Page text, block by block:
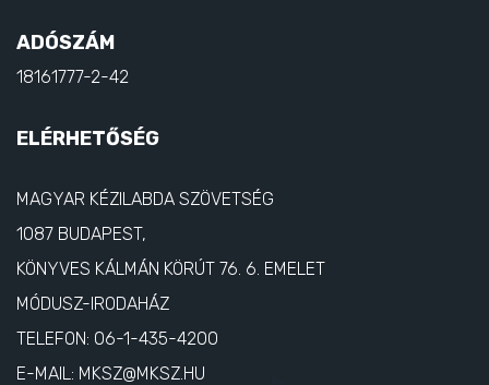
ADÓSZÁM
18161777-2-42
ELÉRHETŐSÉG
MAGYAR KÉZILABDA SZÖVETSÉG
1087 BUDAPEST,
KÖNYVES KÁLMÁN KÖRÚT 76. 6. EMELET
MÓDUSZ-IRODAHÁZ
TELEFON: 06-1-435-4200
E-MAIL: MKSZ@MKSZ.HU